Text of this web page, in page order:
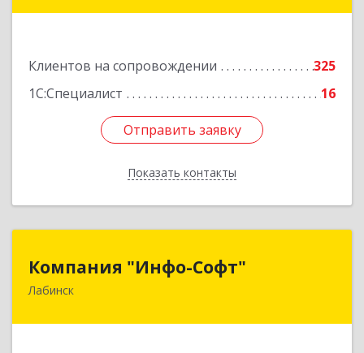
Клиентов на сопровождении
325
1С:Специалист
16
Отправить заявку
Показать контакты
Отправить заявку
Назад
Компания "Инфо-Софт"
Лабинск
Компания "Инфо-Софт"
352500, Краснодарский край, Лабинский р-н,